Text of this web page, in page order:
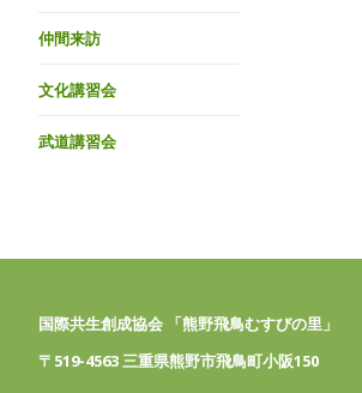
仲間来訪
文化講習会
武道講習会
国際共生創成協会 「熊野飛鳥むすびの里」
〒519-4563 三重県熊野市飛鳥町小阪150